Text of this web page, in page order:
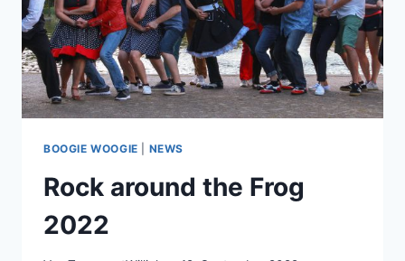
BOOGIE WOOGIE NEWS
Rock around the Frog
2022